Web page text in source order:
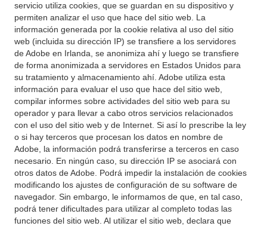
servicio utiliza cookies, que se guardan en su dispositivo y
permiten analizar el uso que hace del sitio web. La
información generada por la cookie relativa al uso del sitio
web (incluida su dirección IP) se transfiere a los servidores
de Adobe en Irlanda, se anonimiza ahí y luego se transfiere
de forma anonimizada a servidores en Estados Unidos para
su tratamiento y almacenamiento ahí. Adobe utiliza esta
información para evaluar el uso que hace del sitio web,
compilar informes sobre actividades del sitio web para su
operador y para llevar a cabo otros servicios relacionados
con el uso del sitio web y de Internet. Si así lo prescribe la ley
o si hay terceros que procesan los datos en nombre de
Adobe, la información podrá transferirse a terceros en caso
necesario. En ningún caso, su dirección IP se asociará con
otros datos de Adobe. Podrá impedir la instalación de cookies
modificando los ajustes de configuración de su software de
navegador. Sin embargo, le informamos de que, en tal caso,
podrá tener dificultades para utilizar al completo todas las
funciones del sitio web. Al utilizar el sitio web, declara que